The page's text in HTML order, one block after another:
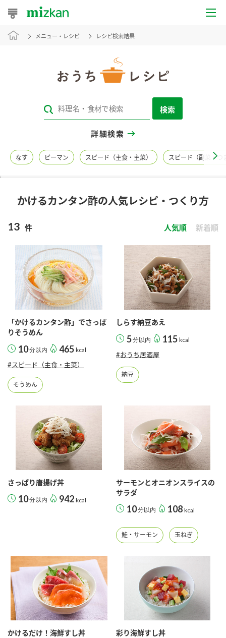
おうちレシピ
レシピカテゴリ一覧
レシピ名特集
商品情報
商品カテゴリ
酢 調味酢
お酢ドリンク ぽん酢
みりん風・料理酒
スープ 中華
クイック調味料 レモン果汁
おすしの素
納豆 Fibee
新商品一覧
キャンペーン情報
ブランド・スペシャルサイト
ブランド・スペシャルサイト トップ
商品ブランドサイト
Fibee（ファイビー）
くらしプラ酢
お酢ドリンク
味ぽん
ぽん酢
かおりの蔵
つゆ
鍋なび
三ツ判山吹
千夜
スペシャルサイト
お酢を知ろう！
すしラボ
企業情報
国内事業概要
企業理念
ミツカンの歴史
ミツカンを知る
環境への取り組み
水の文化センター（アーカイブ）
MIM（ミツカンミュージアム）
各部門が大切にしていること
採用情報
ニュースリリース
販売終了製品のご案内
よくあるご質問
お問い合わせ
メニュー・レシピ レシピ検索結果
検索
詳細検索
なす ピーマン スピード（主食・主菜） スピード（副菜・つ
かけるカンタン酢の人気レシピ・つくり方
13 件 人気順 新着順
「かけるカンタン酢」でさっぱ
りそうめん
10分以内 465 kcal
#スピード（主食・主菜）
そうめん
しらす納豆あえ
5分以内 115 kcal
#おうち居酒屋
納豆
さっぱり唐揚げ丼
10分以内 942 kcal
サーモンとオニオンスライスの
サラダ
10分以内 108 kcal
鮭・サーモン 玉ねぎ
かけるだけ！海鮮すし丼 彩り海鮮すし丼